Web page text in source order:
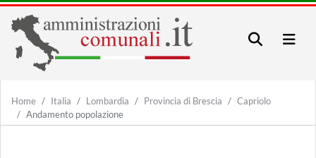
Home Italia Lombardia Provincia di Brescia
Capriolo
Andamento popolazione